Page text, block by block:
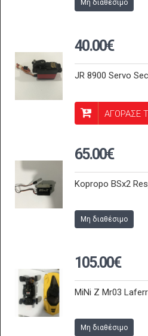
Μη διαθέσιμο
40.00€
JR 8900 Servo
ΑΓΟΡΑΣΕ
65.00€
Kopropo BSx2
Μη διαθέσιμο
105.00€
MiNi Z Mr03
Μη διαθέσιμο